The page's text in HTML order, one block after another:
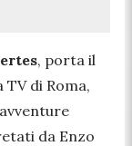
, porta il
TV di Roma,
da Enzo